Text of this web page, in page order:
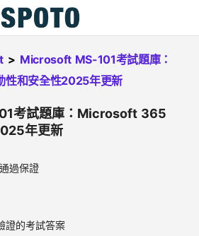
> Microsoft MS-101考試題庫：
和安全性2025年更新
考試題庫：Microsoft 365
年更新
過保證
證的考試答案